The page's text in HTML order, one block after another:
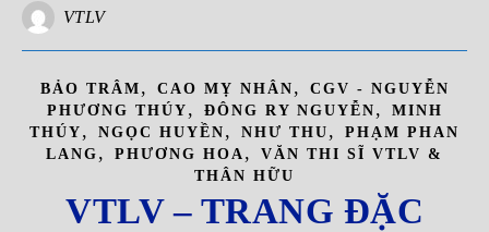
VTLV
BẢO TRÂM , CAO MỴ NHÂN ,
CGV - NGUYỄN
PHƯƠNG THÚY , ĐÔNG RY NGUYỄN ,
MINH
THÚY , NGỌC HUYỀN , NHƯ THU ,
PHẠM PHAN
LANG , PHƯƠNG HOA ,
VĂN THI SĨ VTLV &
THÂN HỮU
VTLV – TRANG ĐẶC